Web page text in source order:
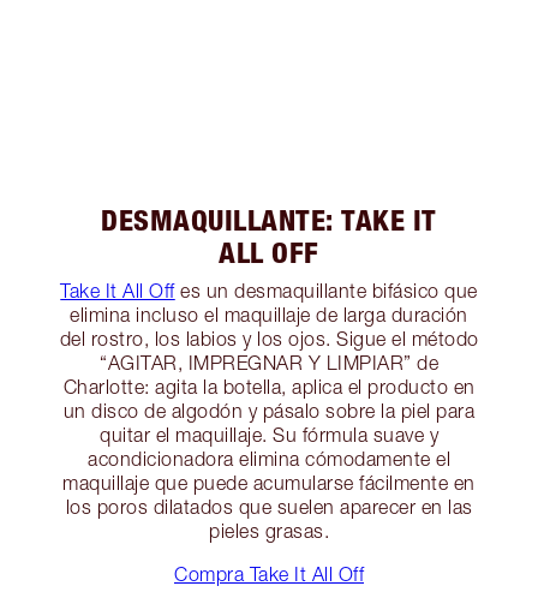
DESMAQUILLANTE: TAKE IT
ALL OFF
Take It All Offes un desmaquillante bifásico que
elimina incluso el maquillaje de larga duración
del rostro, los labios y los ojos. Sigue el método
“AGITAR, IMPREGNAR Y LIMPIAR” de
Charlotte: agita la botella, aplica el producto en
un disco de algodón y pásalo sobre la piel para
quitar el maquillaje. Su fórmula suave y
acondicionadora elimina cómodamente el
maquillaje que puede acumularse fácilmente en
los poros dilatados que suelen aparecer en las
pieles grasas.
Compra Take It All Off